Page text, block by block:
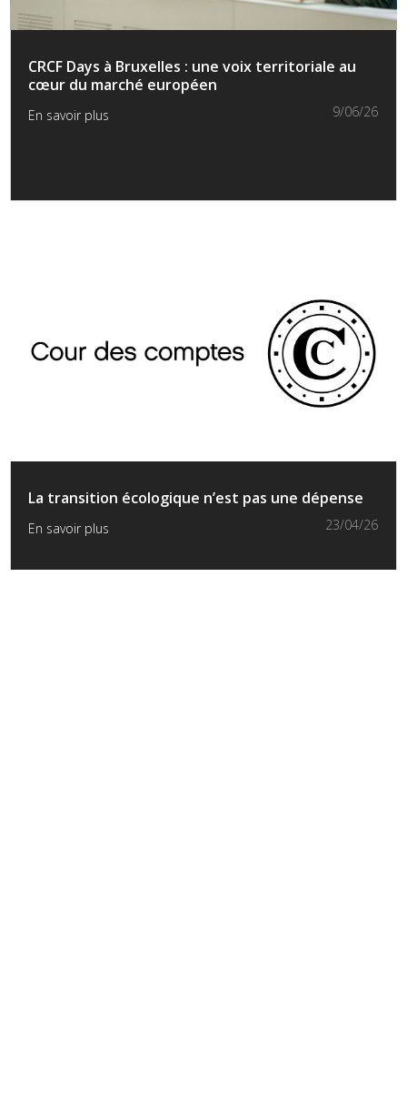
CRCF Days à Bruxelles : une voix territoriale au
cœur du marché européen
9/06/26
En savoir plus
La transition écologique n’est pas une dépense
23/04/26
En savoir plus